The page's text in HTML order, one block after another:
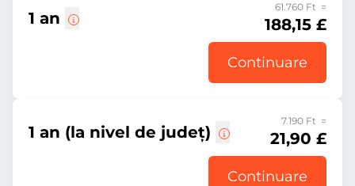
1 an
61.760 Ft =
188,15 £
Continuare
1 an (la nivel de județ)
7.190 Ft =
21,90 £
Continuare